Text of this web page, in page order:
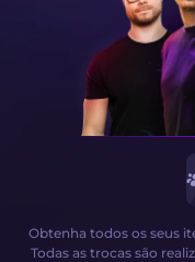
Obtenha todos os seus
Todas as trocas são